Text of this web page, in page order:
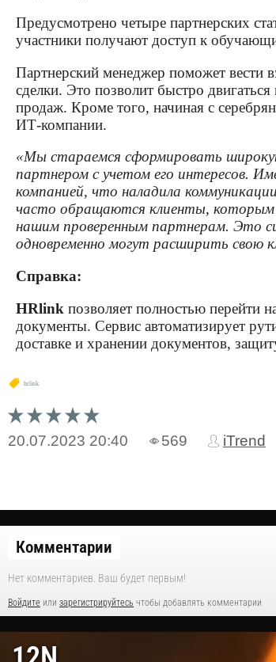
Предусмотрено четыре партнерских
участники получают доступ к
Партнерский менеджер поможет вести
сделки. Это позволит быстро
продаж. Кроме того, начиная с
ИТ-компании.
«Мы стараемся сформировать
партнером с учетом его интересов.
компанией, что наладила
часто обращаются клиенты,
нашим проверенным партнерам. Это
одновременно могут расширить свою
Справка:
HRlink позволяет полностью перейти
документы. Сервис автоматизирует
доставке и хранении документов,
hrlink
20.07.2023 20:40 569 iTrend
Комментарии
Нет комментариев. Ваш будет первым!
Войдите или зарегистрируйтесь чтобы добавлять комментарии